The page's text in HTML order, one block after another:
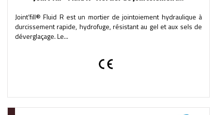
Joint’fill® Fluid R est un mortier de jointoiement hydraulique à
durcissement rapide, hydrofuge, résistant au gel et aux sels de
déverglaçage. Le...